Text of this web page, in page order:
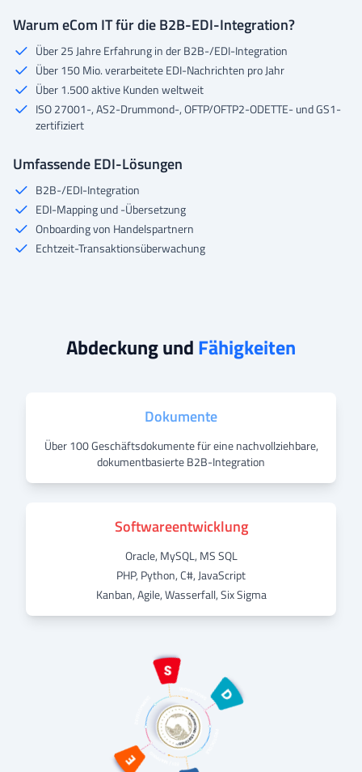
Warum eCom IT für die B2B-EDI-Integration?
Über 25 Jahre Erfahrung in der B2B-/EDI-Integration
Über 150 Mio. verarbeitete EDI-Nachrichten pro Jahr
Über 1.500 aktive Kunden weltweit
ISO 27001-, AS2-Drummond-, OFTP/OFTP2-ODETTE- und GS1-
zertifiziert
Umfassende EDI-Lösungen
B2B-/EDI-Integration
EDI-Mapping und -Übersetzung
Onboarding von Handelspartnern
Echtzeit-Transaktionsüberwachung
Abdeckung undFähigkeiten
Dokumente
Über 100 Geschäftsdokumente für eine nachvollziehbare,
dokumentbasierte B2B-Integration
Softwareentwicklung
Oracle, MySQL, MS SQL
PHP, Python, C#, JavaScript
Kanban, Agile, Wasserfall, Six Sigma